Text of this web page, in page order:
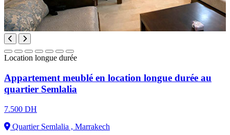
Location longue durée
Appartement meublé en location longue durée au
quartier Semlalia
7.500 DH
Quartier Semlalia , Marrakech